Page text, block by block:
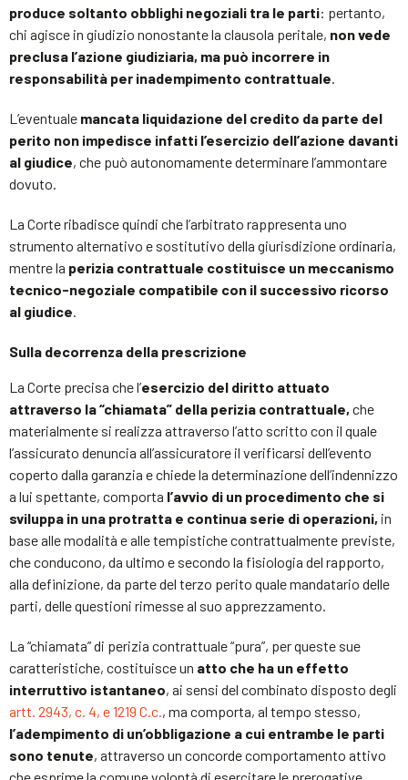
produce soltanto obblighi negoziali tra le parti: pertanto,
chi agisce in giudizio nonostante la clausola peritale, non vede
preclusa l’azione giudiziaria, ma può incorrere in
responsabilità per inadempimento contrattuale.
L’eventuale mancata liquidazione del credito da parte del
perito non impedisce infatti l’esercizio dell’azione davanti
al giudice, che può autonomamente determinare l’ammontare
dovuto.
La Corte ribadisce quindi che l’arbitrato rappresenta uno
strumento alternativo e sostitutivo della giurisdizione ordinaria,
mentre la perizia contrattuale costituisce un meccanismo
tecnico-negoziale compatibile con il successivo ricorso
al giudice.
Sulla decorrenza della prescrizione
La Corte precisa che l’esercizio del diritto attuato
attraverso la “chiamata” della perizia contrattuale, che
materialmente si realizza attraverso l’atto scritto con il quale
l’assicurato denuncia all’assicuratore il verificarsi dell’evento
coperto dalla garanzia e chiede la determinazione dell’indennizzo
a lui spettante, comporta l’avvio di un procedimento che si
sviluppa in una protratta e continua serie di operazioni, in
base alle modalità e alle tempistiche contrattualmente previste,
che conducono, da ultimo e secondo la fisiologia del rapporto,
alla definizione, da parte del terzo perito quale mandatario delle
parti, delle questioni rimesse al suo apprezzamento.
La “chiamata” di perizia contrattuale “pura”, per queste sue
caratteristiche, costituisce un atto che ha un effetto
interruttivo istantaneo, ai sensi del combinato disposto degli
artt. 2943, c. 4, e 1219 C.c., ma comporta, al tempo stesso,
l’adempimento di un’obbligazione a cui entrambe le parti
sono tenute, attraverso un concorde comportamento attivo